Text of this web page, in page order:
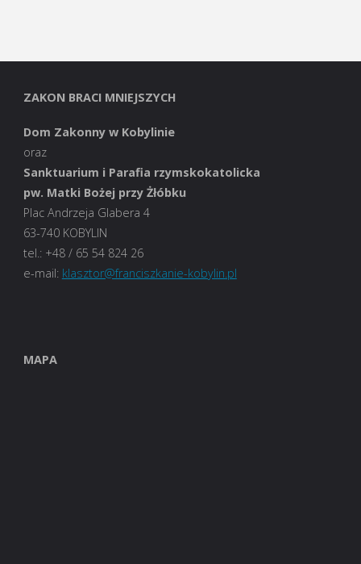
ZAKON BRACI MNIEJSZYCH
Dom Zakonny w Kobylinie
oraz
Sanktuarium i Parafia rzymskokatolicka
pw. Matki Bożej przy Żłóbku
Plac Andrzeja Glabera 4
63-740 KOBYLIN
tel.: +48 / 65 54 824 26
e-mail: klasztor@franciszkanie-kobylin.pl
MAPA